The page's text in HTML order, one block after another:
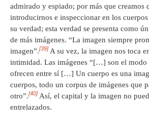
admirado y espiado; por más que creamos
introducirnos e inspeccionar en los
su verdad; esta verdad se presenta como
de más imágenes. “La imagen siempre
imagen”.[39] A su vez, la imagen nos toca
intimidad. Las imágenes “[…] son el modo
ofrecen entre sí […] Un cuerpo es una
cuerpos, todo un corpus de imágenes que
otro”.[40] Así, el capital y la imagen no
entrelazados.